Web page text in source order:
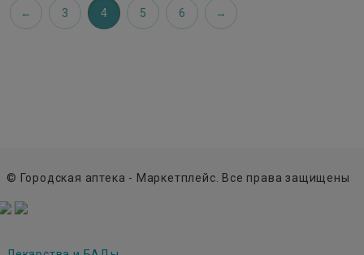
3 4 5 6
© Городская аптека - Маркетплейс. Все права защищены